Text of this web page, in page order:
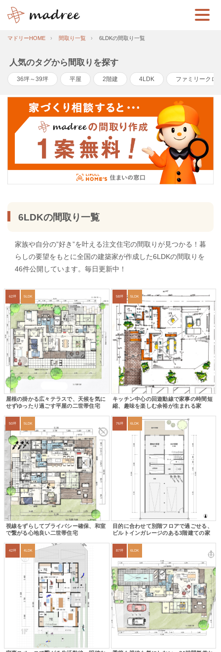
マドリーHOME 間取り一覧 6LDKの間取り一覧
人気のタグから間取りを探す
36坪～39坪 平屋 2階建 4LDK ファミリークロ
6LDKの間取り一覧
家族や自分の”好き”を叶える注文住宅の間取りが見つかる！暮
らしの要望をもとに全国の建築家が作成した6LDKの間取りを
46件公開しています。毎日更新中！
62坪 5LDK
屋根の掛かる広々テラスで、天候を気に
せずゆったり過ごす平屋の二世帯住宅
58坪 5LDK
キッチン中心の回遊動線で家事の時間短
縮、趣味を楽しむ余裕が生まれる家
50坪 5LDK
視線をずらしてプライバシー確保、和室
で繋がる心地良い二世帯住宅
76坪 6LDK
目的に合わせて別階フロアで過ごせる、
ビルトインガレージのある3階建ての家
42坪 4LDK 87坪 6LDK